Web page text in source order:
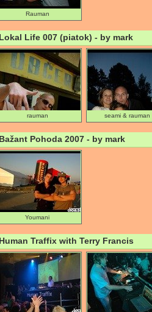
Rauman
Lokal Life 007 (piatok) - by mark
rauman seami & rauman
Bažant Pohoda 2007 - by mark
Youmani
Human Traffix with Terry Francis